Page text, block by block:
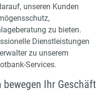
unseren Kunden
zu bieten.
Dienstleistungen
zu unserem
Services.
Ihr Geschäft